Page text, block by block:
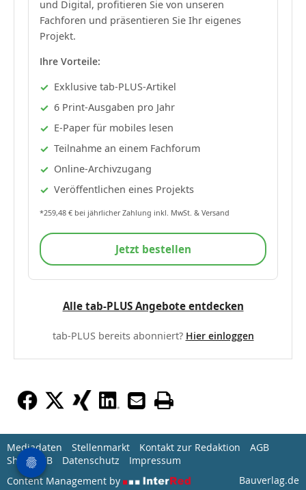
und Digital, profitieren Sie von unseren
Fachforen und präsentieren Sie Ihr eigenes
Projekt.
Ihre Vorteile:
Exklusive tab-PLUS-Artikel
6 Print-Ausgaben pro Jahr
E-Paper für mobiles lesen
Teilnahme an einem Fachforum
Online-Archivzugang
Veröffentlichen eines Projekts
*259,48 € bei jährlicher Zahlung inkl. MwSt. & Versand
Jetzt bestellen
Alle tab-PLUS Angebote entdecken
tab-PLUS bereits abonniert? Hier einloggen
Mediadaten Stellenmarkt Kontakt zur Redaktion
AGB
Shop-AGB
Datenschutz
Impressum
Content Management by
Bauverlag.de